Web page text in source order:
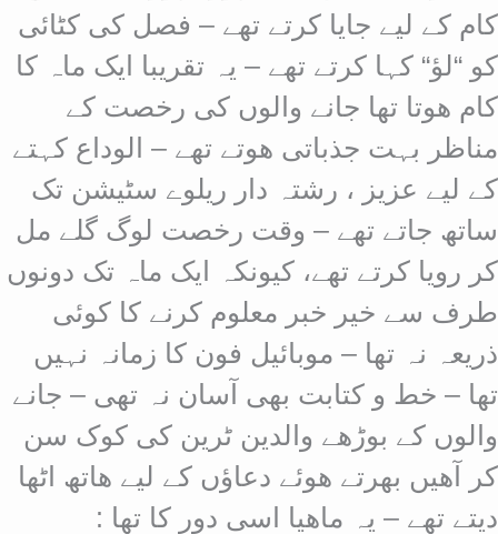
کام کے لیے جایا کرتے تھے – فصل کی کٹائی
کو “لؤ“ کہا کرتے تھے – یہ تقریبا ایک ماہ کا
کام ھوتا تھا جانے والوں کی رخصت کے
مناظر بہت جذباتی ھوتے تھے – الوداع کہتے
کے لیے عزیز ، رشتہ دار ریلوے سٹیشن تک
ساتھ جاتے تھے – وقت رخصت لوگ گلے مل
کر رویا کرتے تھے، کیونکہ ایک ماہ تک دونوں
طرف سے خیر خبر معلوم کرنے کا کوئی
ذریعہ نہ تھا – موبائیل فون کا زمانہ نہیں
تھا – خط و کتابت بھی آسان نہ تھی – جانے
والوں کے بوڑھے والدین ٹرین کی کوک سن
کر آھیں بھرتے ھوئے دعاؤں کے لیے ھاتھ اٹھا
دیتے تھے – یہ ماھیا اسی دور کا تھا :